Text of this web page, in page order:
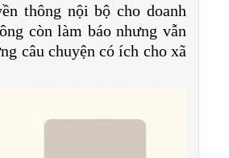
thông nội bộ cho doanh
còn làm báo nhưng vẫn
câu chuyện có ích cho xã